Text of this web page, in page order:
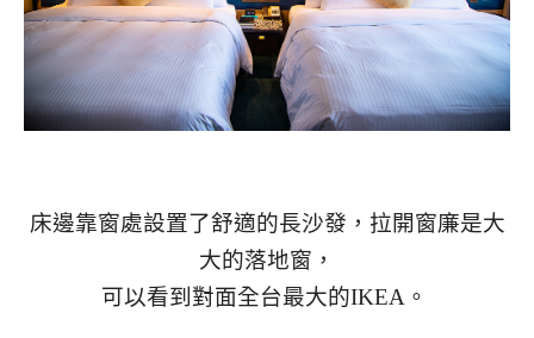
床邊靠窗處設置了舒適的長沙發，拉開窗廉是大
大的落地窗，
可以看到對面全台最大的IKEA。